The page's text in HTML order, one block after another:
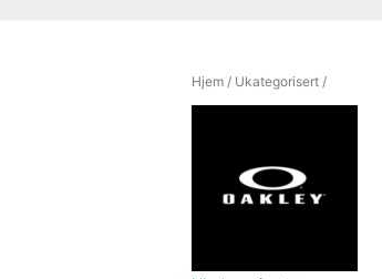
Hjem/ Ukategorisert/